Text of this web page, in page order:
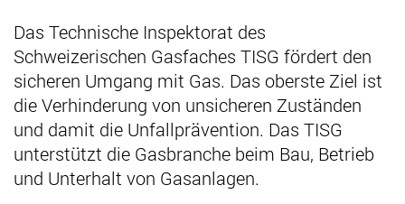
Das Technische Inspektorat des
Schweizerischen Gasfaches TISG fördert den
sicheren Umgang mit Gas. Das oberste Ziel ist
die Verhinderung von unsicheren Zuständen
und damit die Unfallprävention. Das TISG
unterstützt die Gasbranche beim Bau, Betrieb
und Unterhalt von Gasanlagen.